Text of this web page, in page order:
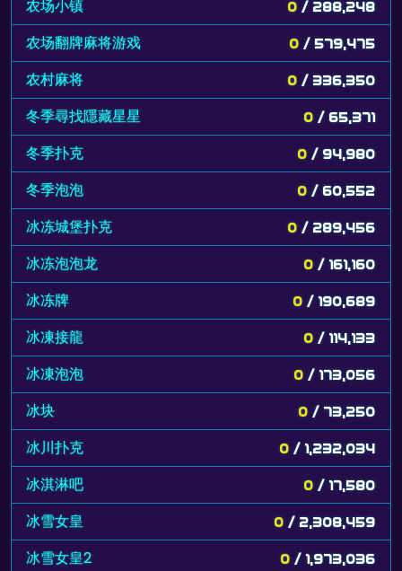
农场小镇 0 / 288,248
农场翻牌麻将游戏 0 / 579,475
农村麻将 0 / 336,350
冬季尋找隱藏星星 0 / 65,371
冬季扑克 0 / 94,980
冬季泡泡 0 / 60,552
冰冻城堡扑克 0 / 289,456
冰冻泡泡龙 0 / 161,160
冰冻牌 0 / 190,689
冰凍接龍 0 / 114,133
冰凍泡泡 0 / 173,056
冰块 0 / 73,250
冰川扑克 0 / 1,232,034
冰淇淋吧 0 / 17,580
冰雪女皇 0 / 2,308,459
冰雪女皇2 0 / 1,973,036